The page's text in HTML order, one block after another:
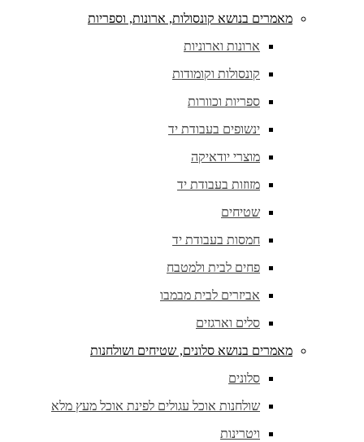
מאמרים בנושא קונסולות, ארונות, וספריות
ארונות וארוניות
קונסולות וקומודות
ספריות וכוורות
ינשופים בעבודת יד
מוצרי יודאיקה
מזוזות בעבודת יד
שטיחים
חמסות בעבודת יד
פחים לבית ולמטבח
אביזרים לבית מבמבו
סלים וארגזים
מאמרים בנושא סלונים, שטיחים ושולחנות
סלונים
שולחנות אוכל עגולים לפינת אוכל מעץ מלא
ויטרינות